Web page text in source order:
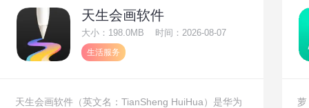
区审美。平台坚持免费为主、付费为辅的运营模式，每
日更新最新软件版本和实用工具，致力于成为每一位极
客用户手机中不可或缺的&quot;数字百宝箱&quot;。
天生会画软件
大小：198.0MB 时间：2026-08-07
生活服务
天生会画软件（英文名：TianSheng HuiHua）是华为
萝